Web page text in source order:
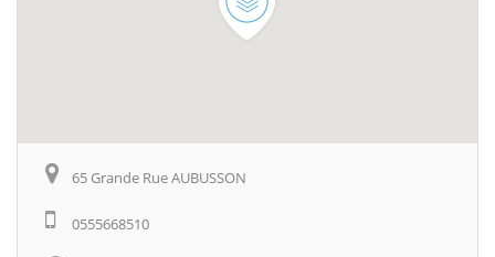
65 Grande Rue AUBUSSON
0555668510